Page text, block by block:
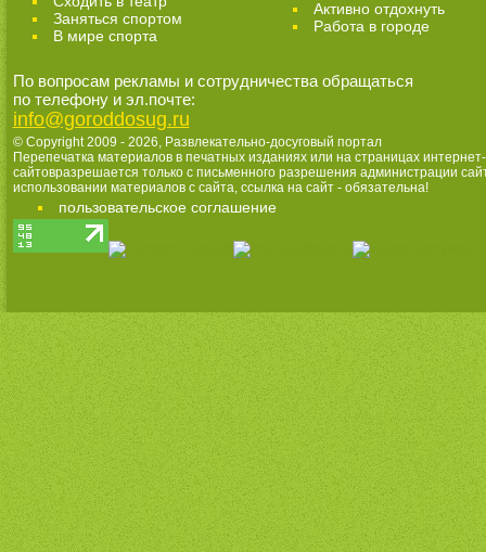
Заняться спортом
В мире спорта
Активно отдохнуть
Работа в городе
По вопросам рекламы и сотрудничества обращаться
по телефону и эл.почте:
info@goroddosug.ru
© Copyright 2009 - 2026, Развлекательно-досуговый портал
Перепечатка материалов в печатных изданиях или на страницах интернет-
сайтовразрешается только с письменного разрешения администрации
использовании материалов с сайта, ссылка на сайт - обязательна!
пользовательское соглашение